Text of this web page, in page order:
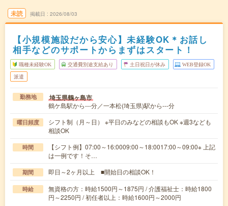
未読 掲載日 2026/08/03
【小規模施設だから安心】未経験OK＊お話し
相手などのサポートからまずはスタート！
職種未経験OK 交通費別途支給あり 土日祝日が休み WEB登録OK
派遣
勤務地 埼玉県鶴ヶ島市
鶴ケ島駅から---分／一本松(埼玉県)駅から---分
曜日頻度
シフト制（月～日） ※平日のみなどの相談もOK ※週3なども
相談OK
時間
【シフト例】07:00～16:0009:00～18:0017:00～09:00※ 上記
は一例です！そ…
期間 即日～2ヶ月以上 ■開始日の相談OK！
時給
無資格の方：時給1500円～1875円 / 介護福祉士：時給1800
円～2250円 / 初任者以上：時給1600円～2000円